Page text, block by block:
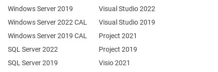
Windows Server 2019
SQL Server 2022
SQL Server 2019
Windows Server 2022 CAL
Windows Server 2019 CAL
Visual Studio 2022
Visual Studio 2019
Project 2021
Project 2019
Visio 2021